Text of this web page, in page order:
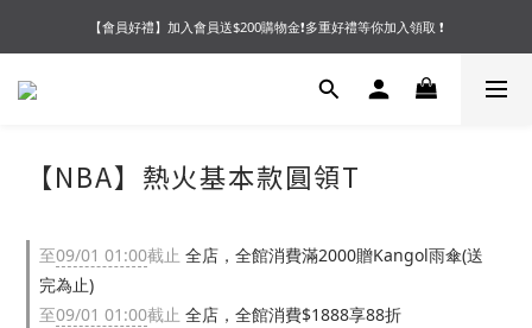
【夏末OUTLET】專區全面5折起❗超值入手就趁現在🔥
【NBA】熱火基本款圓領T
至09/01 01:00截止 全店，全館消費滿2000贈Kangol雨傘(送
完為止)
至09/01 01:00截止 全店，全館消費$1888享88折